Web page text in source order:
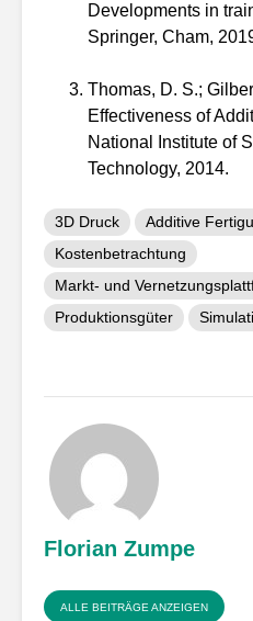
Developments in
Springer, Cham,
Thomas, D. S.;
Effectiveness of
National Institute of
Technology, 2014.
3D Druck Additive
Kostenbetrachtung
Markt- und
Produktionsgüter
Florian Zumpe
ALLE BEITRÄGE ANZEIGEN